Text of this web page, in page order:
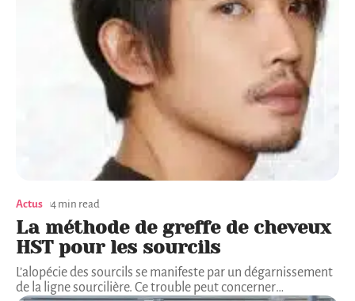
Actus 4 min read
La méthode de greffe de cheveux
HST pour les sourcils
L’alopécie des sourcils se manifeste par un dégarnissement
de la ligne sourcilière. Ce trouble peut concerner…